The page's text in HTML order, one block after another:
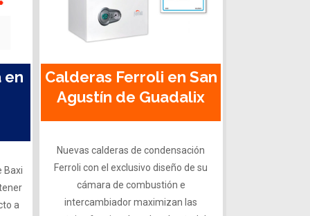
en
Baxi
a
Calderas Ferroli en San
Agustín de Guadalix
Nuevas calderas de condensación
Ferroli con el exclusivo diseño de su
cámara de combustión e
intercambiador maximizan las